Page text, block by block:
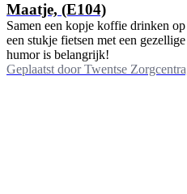
Maatje, (E104)
Samen een kopje koffie drinken
een stukje fietsen met een
humor is belangrijk!
Geplaatst door Twentse